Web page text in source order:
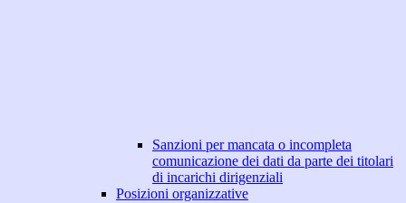
Sanzioni per mancata o incompleta
comunicazione dei dati da parte dei titolari
di incarichi dirigenziali
Posizioni organizzative